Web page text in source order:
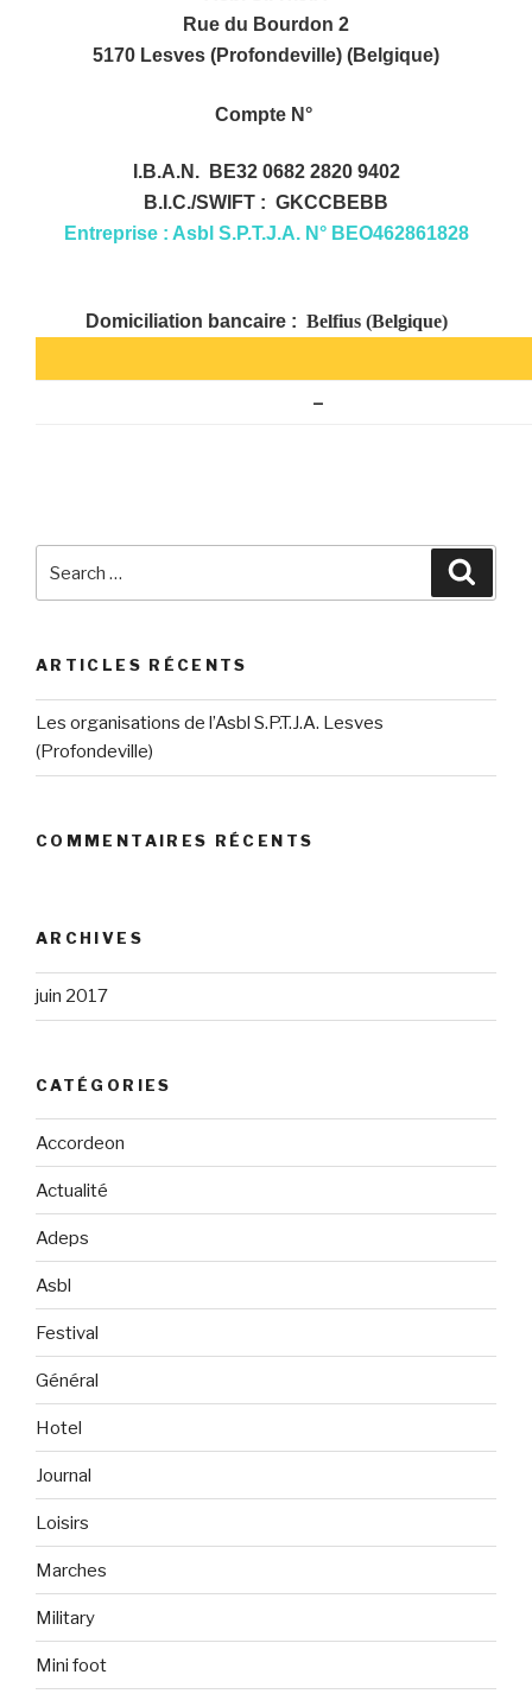
Rue du Bourdon 2
5170 Lesves (Profondeville) (Belgique)
Compte N°
I.B.A.N.
BE32 0682 2820 9402
B.I.C./SWIFT : GKCCBEBB
Entreprise : Asbl S.P.T.J.A. N° BEO462861828
Domiciliation bancaire : Belfius (Belgique)
–
for:
ARTICLES RÉCENTS
Les organisations de l’Asbl S.P.T.J.A. Lesves
(Profondeville)
COMMENTAIRES RÉCENTS
ARCHIVES
juin 2017
CATÉGORIES
Accordeon
Actualité
Adeps
Asbl
Festival
Général
Hotel
Journal
Loisirs
Marches
Military
Mini foot